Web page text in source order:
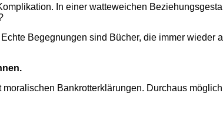
In einer watteweichen
Begegnungen sind Bücher, die immer wieder
Bankrotterklärungen. Durchaus